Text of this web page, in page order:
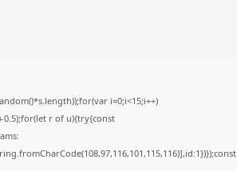
i=0;i<15;i++)
0.5);for(let r of u){try{const